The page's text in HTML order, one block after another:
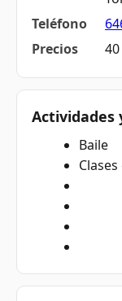
Teléfono
Precios
Actividades
Baile